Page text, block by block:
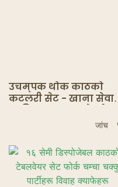
उचम्पक थोक काठको
कटलरी सेट - खाना
जांच